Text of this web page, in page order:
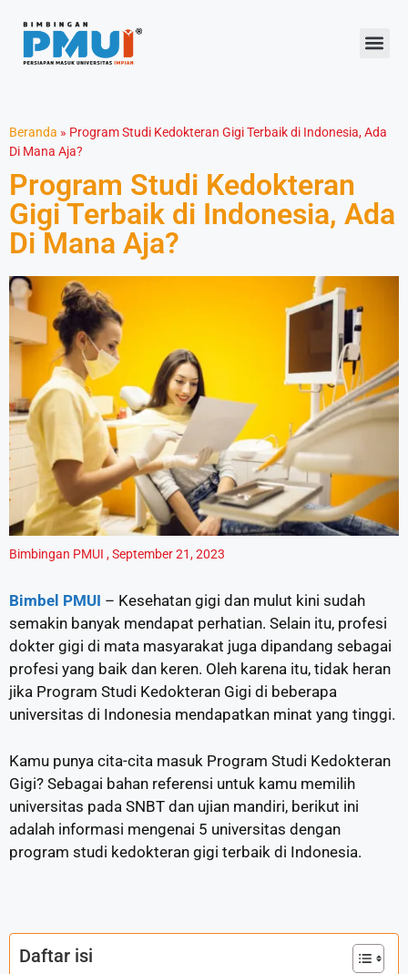
Beranda » Program Studi Kedokteran Gigi Terbaik di Indonesia, Ada
Di Mana Aja?
Program Studi Kedokteran
Gigi Terbaik di Indonesia, Ada
Di Mana Aja?
Bimbingan PMUI ,September 21, 2023
Bimbel PMUI – Kesehatan gigi dan mulut kini sudah
semakin banyak mendapat perhatian. Selain itu, profesi
dokter gigi di mata masyarakat juga dipandang sebagai
profesi yang baik dan keren. Oleh karena itu, tidak heran
jika Program Studi Kedokteran Gigi di beberapa
universitas di Indonesia mendapatkan minat yang tinggi.
Kamu punya cita-cita masuk Program Studi Kedokteran
Gigi? Sebagai bahan referensi untuk kamu memilih
universitas pada SNBT dan ujian mandiri, berikut ini
adalah informasi mengenai 5 universitas dengan
program studi kedokteran gigi terbaik di Indonesia.
Daftar isi